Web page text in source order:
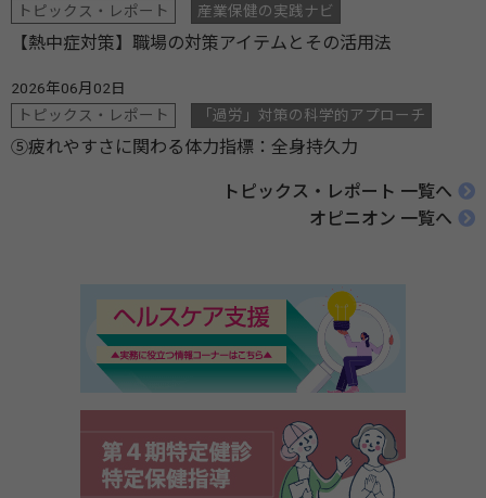
トピックス・レポート
産業保健の実践ナビ
【熱中症対策】職場の対策アイテムとその活用法
2026年06月02日
トピックス・レポート
「過労」対策の科学的アプローチ
⑤疲れやすさに関わる体力指標：全身持久力
トピックス・レポート 一覧へ
オピニオン 一覧へ